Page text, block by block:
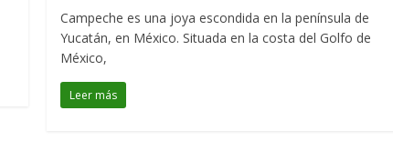
Campeche es una joya escondida en la península de
Yucatán, en México. Situada en la costa del Golfo de
México,
Leer más